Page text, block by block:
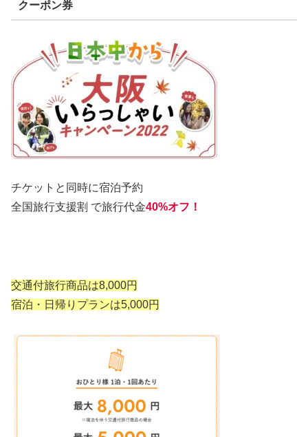
クーポン券
チケットと同時に宿泊予約
全国旅行支援割 で旅行代金40%オフ！
交通付旅行商品は8,000円
宿泊・日帰りプランは5,000円